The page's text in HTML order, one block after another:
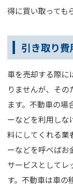
得に買い取っても
引き取り費
車を売却する際に
りませんが、そ
ます。不動車の場
ーなどを利用しな
料にしてくれる業
ーなどを呼べばお
サービスとしてレ
す。不動車は車の